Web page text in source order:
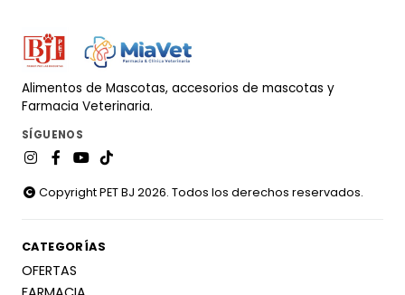
Alimentos de Mascotas, accesorios de mascotas y
Farmacia Veterinaria.
SÍGUENOS
Copyright PET BJ 2026. Todos los derechos reservados.
CATEGORÍAS
OFERTAS